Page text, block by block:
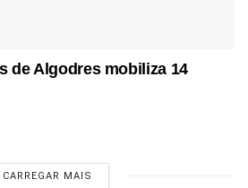
de Algodres mobiliza 14
CARREGAR MAIS